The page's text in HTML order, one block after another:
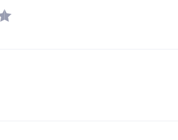
プのブレの抑制を実